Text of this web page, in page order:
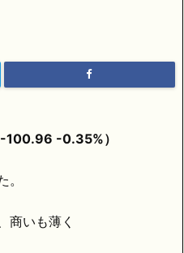
-0.35%）
商いも薄く